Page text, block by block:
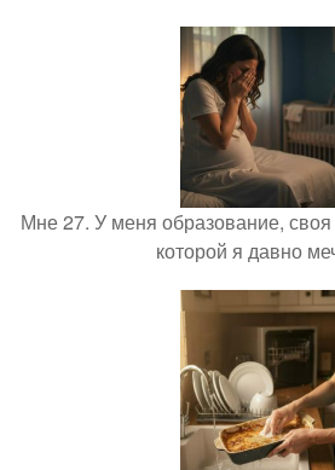
Мне 27. У меня образование, своя
которой я давно